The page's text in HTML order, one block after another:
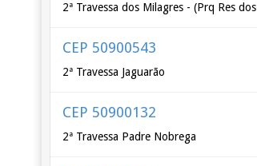
2ª Travessa dos Milagres - (Prq Res
CEP 50900543
2ª Travessa Jaguarão
CEP 50900132
2ª Travessa Padre Nobrega